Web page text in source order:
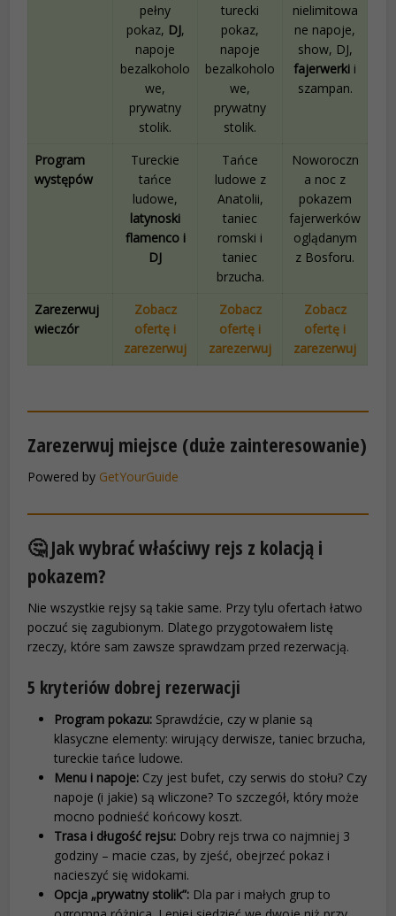
pełny
pokaz, DJ,
napoje
bezalkoholo
we,
prywatny
stolik.
turecki
pokaz,
napoje
bezalkoholo
we,
prywatny
stolik.
nielimitowa
ne napoje,
show, DJ,
fajerwerki i
szampan.
Program
występów
Tureckie
tańce
ludowe,
latynoski
flamenco i
DJ
Tańce
ludowe z
Anatolii,
taniec
romski i
taniec
brzucha.
Noworoczn
a noc z
pokazem
fajerwerków
oglądanym
z Bosforu.
Zarezerwuj
wieczór
Zobacz
ofertę i
zarezerwuj
Zobacz
ofertę i
zarezerwuj
Zobacz
ofertę i
zarezerwuj
Zarezerwuj miejsce (duże zainteresowanie)
Powered by GetYourGuide
🤔 Jak wybrać właściwy rejs z kolacją i
pokazem?
Nie wszystkie rejsy są takie same. Przy tylu ofertach łatwo
poczuć się zagubionym. Dlatego przygotowałem listę
rzeczy, które sam zawsze sprawdzam przed rezerwacją.
5 kryteriów dobrej rezerwacji
Program pokazu: Sprawdźcie, czy w planie są
klasyczne elementy: wirujący derwisze, taniec brzucha,
tureckie tańce ludowe.
Menu i napoje: Czy jest bufet, czy serwis do stołu? Czy
napoje (i jakie) są wliczone? To szczegół, który może
mocno podnieść końcowy koszt.
Trasa i długość rejsu: Dobry rejs trwa co najmniej 3
godziny – macie czas, by zjeść, obejrzeć pokaz i
nacieszyć się widokami.
Opcja „prywatny stolik”: Dla par i małych grup to